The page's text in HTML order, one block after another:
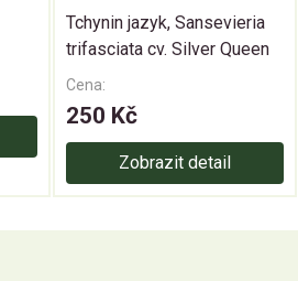
Tchynin jazyk, Sansevieria
trifasciata cv. Silver Queen
Cena:
250 Kč
Zobrazit detail